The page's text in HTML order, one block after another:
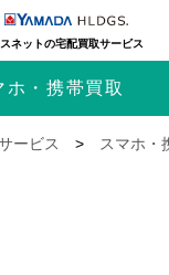
ネットの宅配買取サービス
ホ・携帯買取
ービス > スマホ・